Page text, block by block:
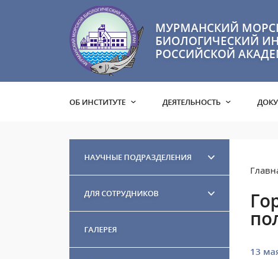
МУРМАНСКИЙ
БИОЛОГИЧЕСКИЙ
РОССИЙСКОЙ
ОБ ИНСТИТУТЕ ДЕЯТЕЛЬНОСТЬ
НАУЧНЫЕ ПОДРАЗДЕЛЕНИЯ
ДЛЯ СОТРУДНИКОВ
ГАЛЕРЕЯ
13